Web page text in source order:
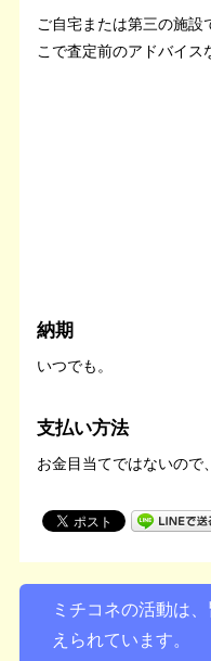
ご自宅または第三の施設
こで査定前のアドバイス
納期
いつでも。
支払い方法
お金目当てではないので
ミチコネの活動は
えられています。